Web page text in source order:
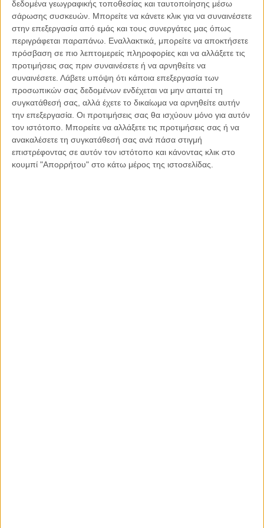
δεδομένα γεωγραφικής τοποθεσίας και ταυτοποίησης μέσω
σάρωσης συσκευών. Μπορείτε να κάνετε κλικ για να συναινέσετε
στην επεξεργασία από εμάς και τους συνεργάτες μας όπως
περιγράφεται παραπάνω. Εναλλακτικά, μπορείτε να αποκτήσετε
πρόσβαση σε πιο λεπτομερείς πληροφορίες και να αλλάξετε τις
προτιμήσεις σας πριν συναινέσετε ή να αρνηθείτε να
συναινέσετε. Λάβετε υπόψη ότι κάποια επεξεργασία των
προσωπικών σας δεδομένων ενδέχεται να μην απαιτεί τη
συγκατάθεσή σας, αλλά έχετε το δικαίωμα να αρνηθείτε αυτήν
την επεξεργασία. Οι προτιμήσεις σας θα ισχύουν μόνο για αυτόν
τον ιστότοπο. Μπορείτε να αλλάξετε τις προτιμήσεις σας ή να
ανακαλέσετε τη συγκατάθεσή σας ανά πάσα στιγμή
επιστρέφοντας σε αυτόν τον ιστότοπο και κάνοντας κλικ στο
κουμπί "Απορρήτου" στο κάτω μέρος της ιστοσελίδας.
υπάρχουν και χειρότερα. Υπάρχουν. Αλλά αυτή η σκέψη δε
θα σε κάνει να νιώθεις καλύτερα για όσα (δεν) έχεις.
Και εκεί που μένεις, γύρω σου δουλεύει κόσμος για να σε
φροντίζει και να σε προσέχει και να διασφαλίζει το συμφέρον
σου. Είναι επαγγελματίες που σε φροντίζουν. Δεν έχεις μάθει
πως είναι να σε φροντίζουν χωρίς ανταλλάγματα άλλα από
το μοίρασμα αληθινών συναισθημάτων. Κι εμείς κάνουμε
πως δε ξέρουμε. Πιστεύουμε τα χαμόγελά σας στις
φωτογραφίες που μας πουλάνε ως χριστουγεννιάτικες
κάρτες. Αυτό μας βολεύει σαν κοινωνία και σαν πολιτεία να
πιστεύουμε, για να κοιμόμαστε ήσυχοι. Όλα αυτά, είναι